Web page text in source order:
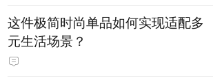
这件极简时尚单品如何实现适配多
元生活场景？